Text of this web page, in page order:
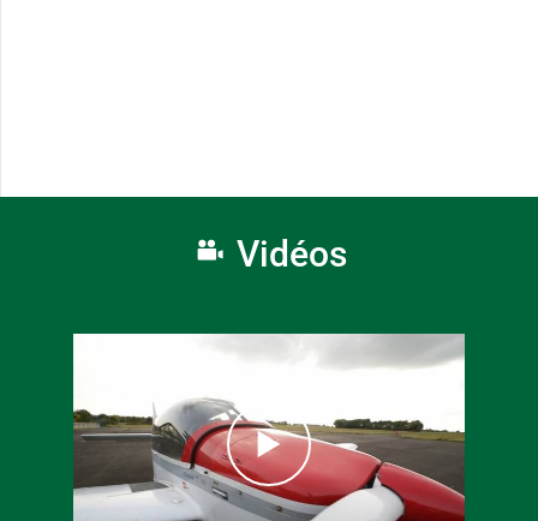
Vidéos